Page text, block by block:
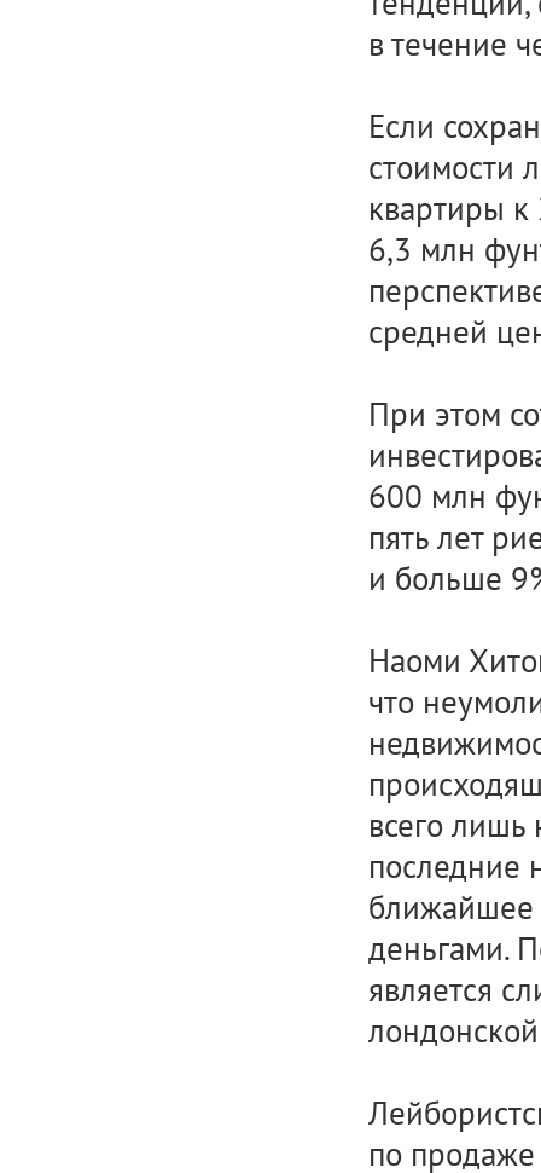
в течение
Если
стоимости
квартиры
6,3 млн
средней
При этом
600 млн
пять лет
и больше
Наоми
что
всего лишь
последние
ближайшее
деньгами.
является
по